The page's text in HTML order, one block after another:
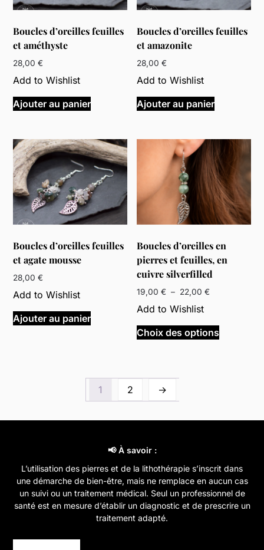
choisies
la
choisies
la
Boucles d’oreilles feuilles
et améthyste
28,00€
Add to Wishlist
Ajouter au panier
Boucles d’oreilles feuilles
et amazonite
28,00€
Add to Wishlist
Ajouter au panier
Boucles d’oreilles feuilles
et agate mousse
28,00€
Add to Wishlist
Ajouter au panier
Boucles d’oreilles en
pierres et feuilles, en
cuivre silverfilled
19,00€ – 22,00€
19,00 €
à
Add to Wishlist
Choix des options
Ce
produit
peuvent
sur
la
page
du
1 2 →
📢 À savoir :
L’utilisation des pierres et de la lithothérapie s’inscrit dans
une démarche de bien-être, mais ne remplace en aucun cas
un suivi ou un traitement médical. Seul un professionnel de
santé est en mesure d’établir un diagnostic et de prescrire un
traitement adapté.